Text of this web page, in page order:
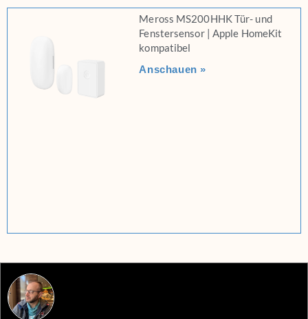
Meross MS200HHK Tür- und
Fenstersensor | Apple HomeKit
kompatibel
Anschauen »